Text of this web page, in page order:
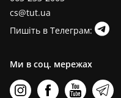
cs@tut.ua
Пишіть в Телеграм:
Ми в соц. мережах